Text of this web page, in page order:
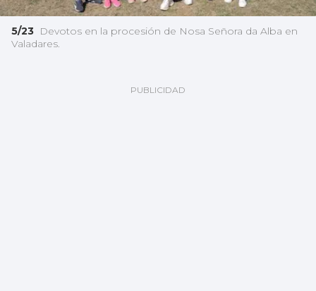
5/23 Devotos en la procesión de Nosa Señora da Alba en
Valadares.